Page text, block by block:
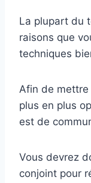
La plupart du
raisons que
techniques
Afin de
plus en plus
est de
Vous devrez
conjoint pour